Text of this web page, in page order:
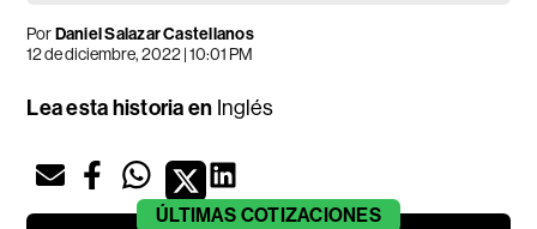
PorDaniel Salazar Castellanos
12 de diciembre, 2022 | 10:01 PM
Lea esta historia en Inglés
ÚLTIMAS COTIZACIONES